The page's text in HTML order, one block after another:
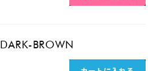
DARK-BROWN